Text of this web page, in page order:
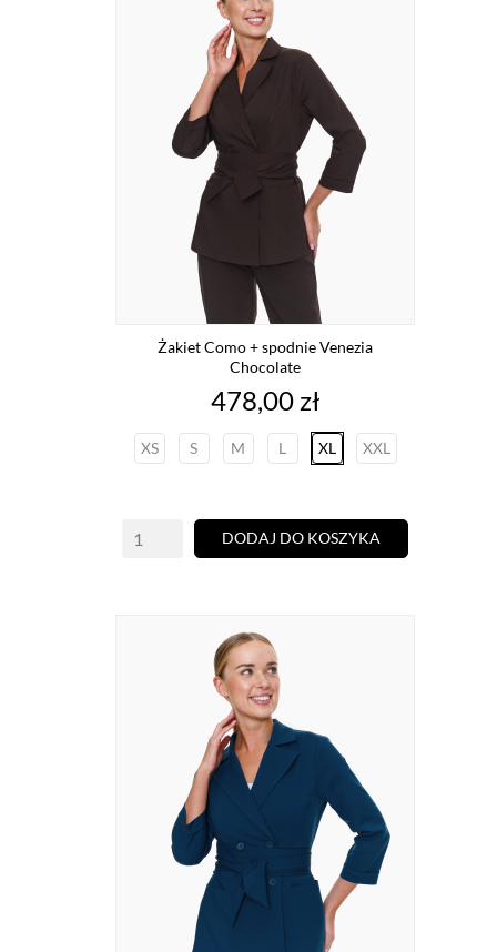
Żakiet Como + spodnie Venezia
Chocolate
Cena
478,00 zł
XS S M L XL XXL
DODAJ DO KOSZYKA